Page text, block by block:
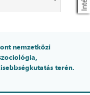
nemzetközi
terén.